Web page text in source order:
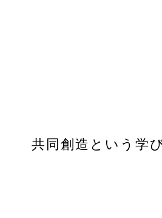
共同創造という学